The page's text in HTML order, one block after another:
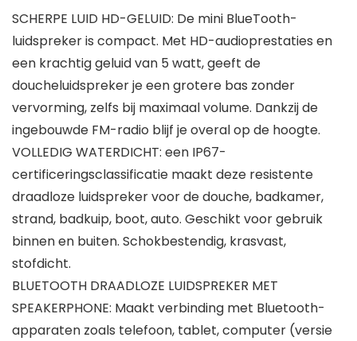
SCHERPE LUID HD-GELUID: De mini BlueTooth-
luidspreker is compact. Met HD-audioprestaties en
een krachtig geluid van 5 watt, geeft de
doucheluidspreker je een grotere bas zonder
vervorming, zelfs bij maximaal volume. Dankzij de
ingebouwde FM-radio blijf je overal op de hoogte.
VOLLEDIG WATERDICHT: een IP67-
certificeringsclassificatie maakt deze resistente
draadloze luidspreker voor de douche, badkamer,
strand, badkuip, boot, auto. Geschikt voor gebruik
binnen en buiten. Schokbestendig, krasvast,
stofdicht.
BLUETOOTH DRAADLOZE LUIDSPREKER MET
SPEAKERPHONE: Maakt verbinding met Bluetooth-
apparaten zoals telefoon, tablet, computer (versie